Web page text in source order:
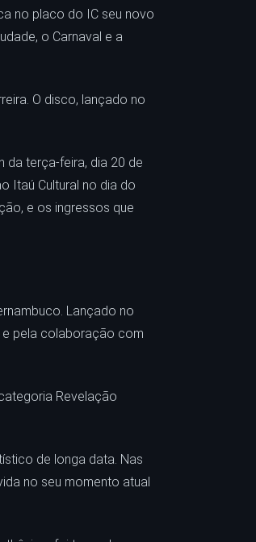
no placo do IC seu novo
o Carnaval e a
O disco, lançado no
da terça-feira, dia 20 de
Itaú Cultural no dia do
e os ingressos que
Lançado no
e pela colaboração com
Revelação
de longa data. Nas
no seu momento atual